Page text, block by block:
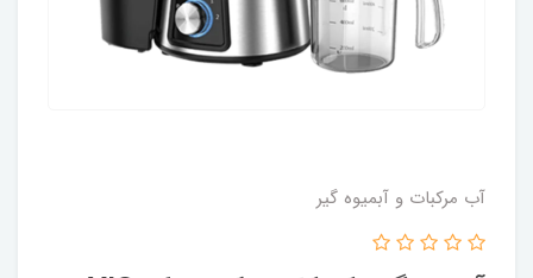
آب مرکبات و آبمیوه گیر